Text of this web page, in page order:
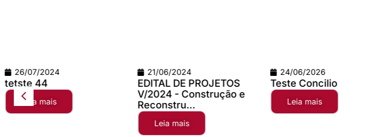
21/06/2024
EDITAL DE PROJETOS
V/2024 - Construção e
Reconstru...
24/06/2026
Teste Concilio
Leia mais
01/06/2026
A alegria da comunhão
faz qualquer distância
valer...